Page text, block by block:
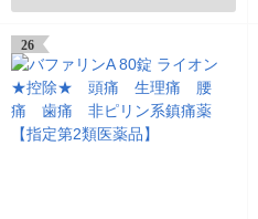
26